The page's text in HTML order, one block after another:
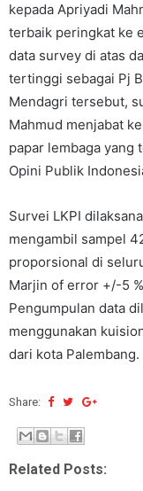
kepada Apriyadi
terbaik peringkat ke
data survey di atas
tertinggi sebagai Pj
Mendagri tersebut,
Mahmud menjabat
papar lembaga yang
Opini Publik
Survei LKPI
mengambil sampel
proporsional di
Marjin of error +/-5
Pengumpulan data
menggunakan
dari kota Palembang.
Share:
Related Posts: